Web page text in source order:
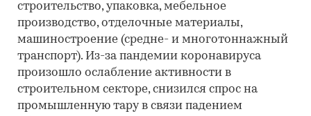
строительство, упаковка, мебельное
производство, отделочные материалы,
машиностроение (средне- и многотоннажный
транспорт). Из-за пандемии коронавируса
произошло ослабление активности в
строительном секторе, снизился спрос на
промышленную тару в связи падением